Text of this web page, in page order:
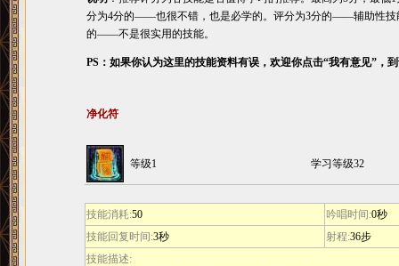
分为4分的――也很不错，也是必学的。评分为3分的――辅助性技
的――不是很实用的技能。
PS：如果你认为这里的技能资料有误，欢迎你点击“我有意见”，
净化符
等级1 学习等级32
技能消耗:50 吟唱时间:0秒
技能回复时间:3秒 射程:36步
技能描述: